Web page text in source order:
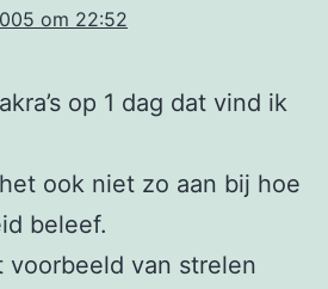
om 22:52
op 1 dag dat vind ik
ook niet zo aan bij hoe
beleef.
voorbeeld van strelen